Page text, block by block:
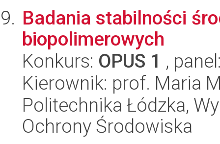
Badania stabilności
biopolimerowych
Konkurs: OPUS 1 ,
Kierownik: prof. Maria
Politechnika Łódzka,
Ochrony Środowiska